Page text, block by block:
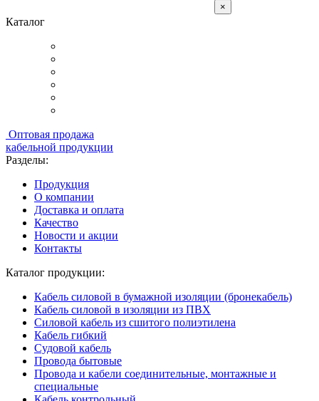
×
Каталог
Оптовая продажа
кабельной продукции
Разделы:
Продукция
О компании
Доставка и оплата
Качество
Новости и акции
Контакты
Каталог продукции:
Кабель силовой в бумажной изоляции (бронекабель)
Кабель силовой в изоляции из ПВХ
Силовой кабель из сшитого полиэтилена
Кабель гибкий
Судовой кабель
Провода бытовые
Провода и кабели соединительные, монтажные и
специальные